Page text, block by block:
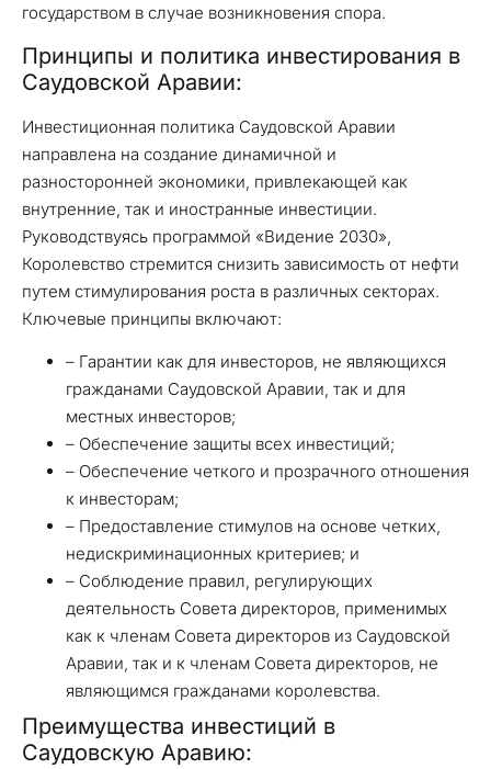
государством в случае возникновения спора.
Принципы и политика инвестирования в
Саудовской Аравии:
Инвестиционная политика Саудовской Аравии
направлена на создание динамичной и
разносторонней экономики, привлекающей как
внутренние, так и иностранные инвестиции.
Руководствуясь программой «Видение 2030»,
Королевство стремится снизить зависимость от нефти
путем стимулирования роста в различных секторах.
Ключевые принципы включают:
– Гарантии как для инвесторов, не являющихся
гражданами Саудовской Аравии, так и для
местных инвесторов;
– Обеспечение защиты всех инвестиций;
– Обеспечение четкого и прозрачного отношения
к инвесторам;
– Предоставление стимулов на основе четких,
недискриминационных критериев; и
– Соблюдение правил, регулирующих
деятельность Совета директоров, применимых
как к членам Совета директоров из Саудовской
Аравии, так и к членам Совета директоров, не
являющимся гражданами королевства.
Преимущества инвестиций в
Саудовскую Аравию: